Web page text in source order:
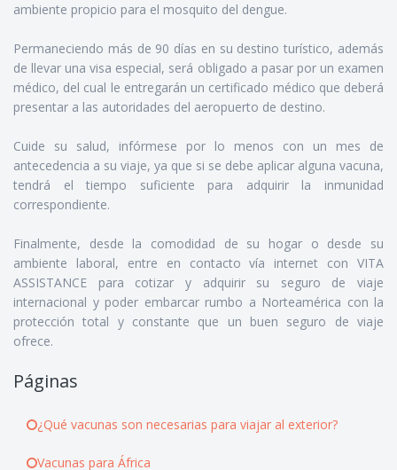
ambiente propicio para el mosquito del dengue.
Permaneciendo más de 90 días en su destino turístico, además
de llevar una visa especial, será obligado a pasar por un examen
médico, del cual le entregarán un certificado médico que deberá
presentar a las autoridades del aeropuerto de destino.
Cuide su salud, infórmese por lo menos con un mes de
antecedencia a su viaje, ya que si se debe aplicar alguna vacuna,
tendrá el tiempo suficiente para adquirir la inmunidad
correspondiente.
Finalmente, desde la comodidad de su hogar o desde su
ambiente laboral, entre en contacto vía internet con VITA
ASSISTANCE para cotizar y adquirir su seguro de viaje
internacional y poder embarcar rumbo a Norteamérica con la
protección total y constante que un buen seguro de viaje
ofrece.
Páginas
¿Qué vacunas son necesarias para viajar al exterior?
Vacunas para África